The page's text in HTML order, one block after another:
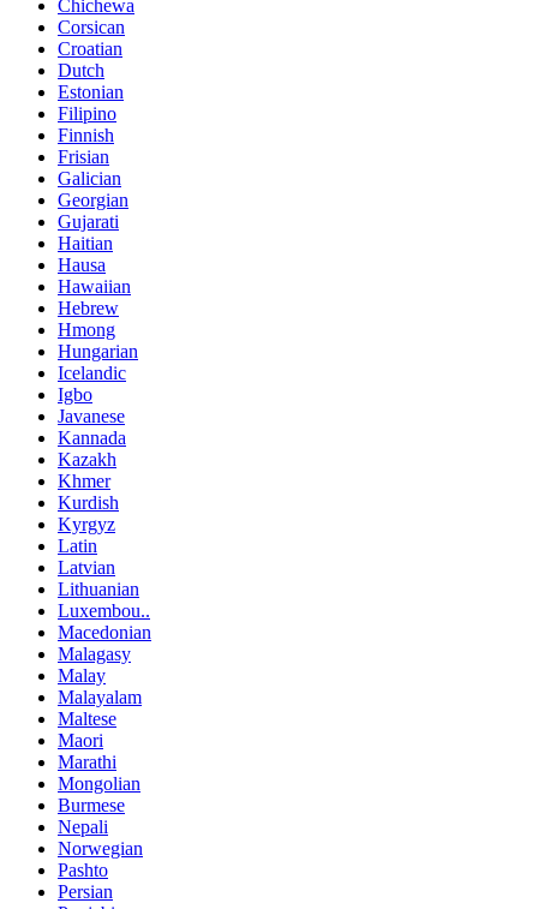
Chichewa
Corsican
Croatian
Dutch
Estonian
Filipino
Finnish
Frisian
Galician
Georgian
Gujarati
Haitian
Hausa
Hawaiian
Hebrew
Hmong
Hungarian
Icelandic
Igbo
Javanese
Kannada
Kazakh
Khmer
Kurdish
Kyrgyz
Latin
Latvian
Lithuanian
Luxembou..
Macedonian
Malagasy
Malay
Malayalam
Maltese
Maori
Marathi
Mongolian
Burmese
Nepali
Norwegian
Pashto
Persian